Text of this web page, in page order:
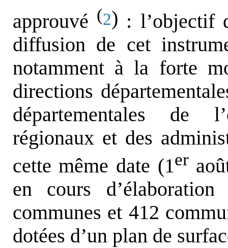
approuvé (2) : l’objectif
diffusion de cet
notamment à la forte
directions
départementales de
régionaux et des
cette même date (1er
en cours
communes et 412
dotées d’un plan de